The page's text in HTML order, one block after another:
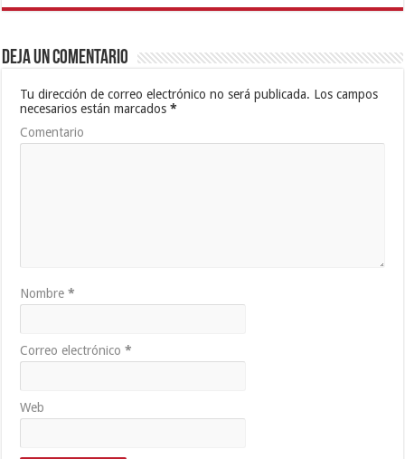
Deja un comentario
Tu dirección de correo electrónico no será publicada. Los campos
necesarios están marcados*
Comentario
Nombre*
Correo electrónico*
Web